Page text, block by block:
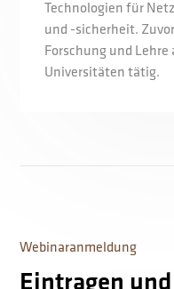
Technologien für
und -sicherheit.
Forschung und
Universitäten tätig.
Webinaranmeldung
Eintragen